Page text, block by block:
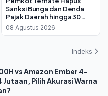
Sanksi Bunga dan Denda
Pajak Daerah hingga 30
September 2026, Cukup
Bayar Pokok
08 Agustus 2026
Indeks
vs Amazon Ember 4-
Jutaan, Pilih Akurasi Warna